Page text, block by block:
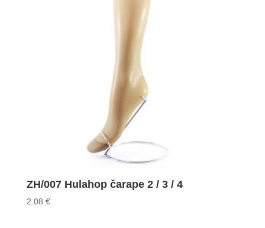
ZH/007 Hulahop čarape 2 / 3 / 4
2.08 €